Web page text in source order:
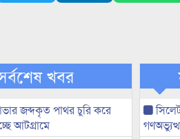
খবর
জব্দকৃত পাথর চুরি করে
আটগ্রামে